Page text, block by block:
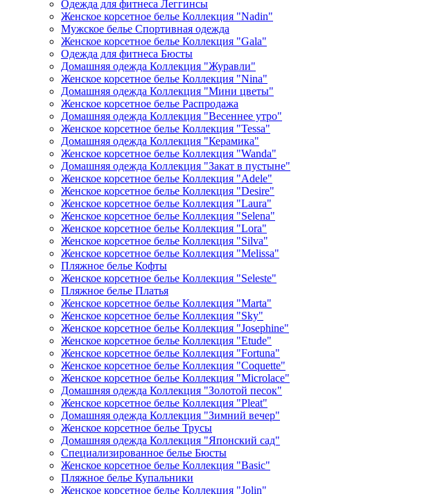
Одежда для фитнеса Леггинсы
Женское корсетное белье Коллекция "Nadin"
Мужское белье Спортивная одежда
Женское корсетное белье Коллекция "Gala"
Одежда для фитнеса Бюсты
Домашняя одежда Коллекция "Журавли"
Женское корсетное белье Коллекция "Nina"
Домашняя одежда Коллекция "Мини цветы"
Женское корсетное белье Распродажа
Домашняя одежда Коллекция "Весеннее утро"
Женское корсетное белье Коллекция "Tessa"
Домашняя одежда Коллекция "Керамика"
Женское корсетное белье Коллекция "Wanda"
Домашняя одежда Коллекция "Закат в пустыне"
Женское корсетное белье Коллекция "Adele"
Женское корсетное белье Коллекция "Desire"
Женское корсетное белье Коллекция "Laura"
Женское корсетное белье Коллекция "Selena"
Женское корсетное белье Коллекция "Lora"
Женское корсетное белье Коллекция "Silva"
Женское корсетное белье Коллекция "Melissa"
Пляжное белье Кофты
Женское корсетное белье Коллекция "Seleste"
Пляжное белье Платья
Женское корсетное белье Коллекция "Marta"
Женское корсетное белье Коллекция "Sky"
Женское корсетное белье Коллекция "Josephine"
Женское корсетное белье Коллекция "Etude"
Женское корсетное белье Коллекция "Fortuna"
Женское корсетное белье Коллекция "Coquette"
Женское корсетное белье Коллекция "Microlace"
Домашняя одежда Коллекция "Золотой песок"
Женское корсетное белье Коллекция "Pleat"
Домашняя одежда Коллекция "Зимний вечер"
Женское корсетное белье Трусы
Домашняя одежда Коллекция "Японский сад"
Специализированное белье Бюсты
Женское корсетное белье Коллекция "Basic"
Пляжное белье Купальники
Женское корсетное белье Коллекция "Jolin"